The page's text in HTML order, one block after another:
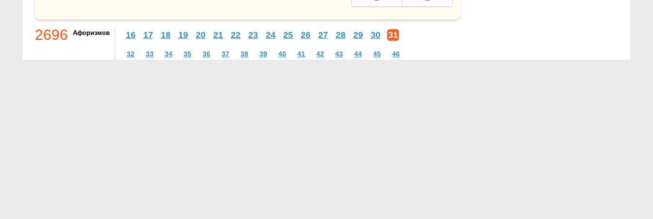
2696 Афоризмов 16 17 18 19 20 21 22 23 24 25 26 27 28 29 30 31
32 33 34 35 36 37 38 39 40 41 42 43 44 45 46